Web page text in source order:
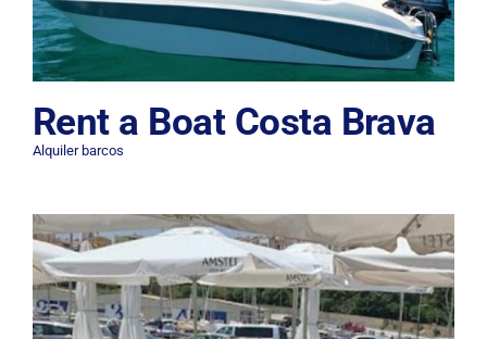
Rent a Boat Costa Brava
Alquiler barcos